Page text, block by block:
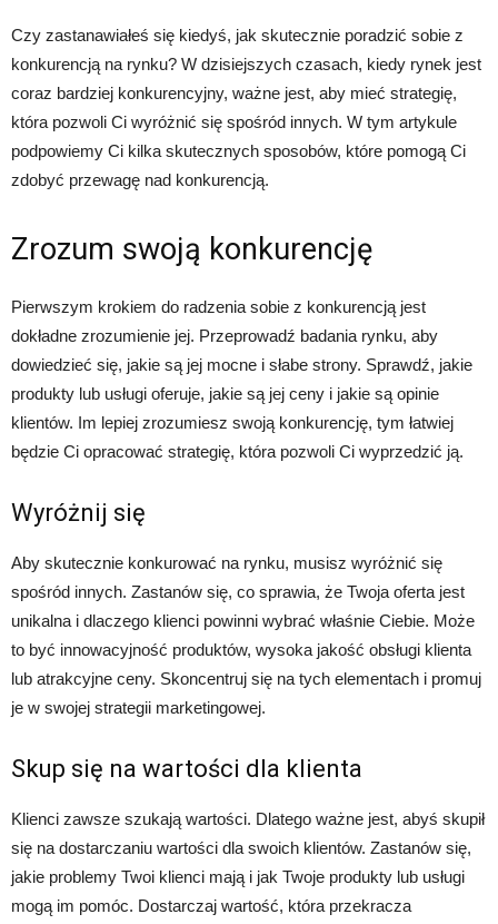
Czy zastanawiałeś się kiedyś, jak skutecznie poradzić sobie z
konkurencją na rynku? W dzisiejszych czasach, kiedy rynek jest
coraz bardziej konkurencyjny, ważne jest, aby mieć strategię,
która pozwoli Ci wyróżnić się spośród innych. W tym artykule
podpowiemy Ci kilka skutecznych sposobów, które pomogą Ci
zdobyć przewagę nad konkurencją.
Zrozum swoją konkurencję
Pierwszym krokiem do radzenia sobie z konkurencją jest
dokładne zrozumienie jej. Przeprowadź badania rynku, aby
dowiedzieć się, jakie są jej mocne i słabe strony. Sprawdź, jakie
produkty lub usługi oferuje, jakie są jej ceny i jakie są opinie
klientów. Im lepiej zrozumiesz swoją konkurencję, tym łatwiej
będzie Ci opracować strategię, która pozwoli Ci wyprzedzić ją.
Wyróżnij się
Aby skutecznie konkurować na rynku, musisz wyróżnić się
spośród innych. Zastanów się, co sprawia, że Twoja oferta jest
unikalna i dlaczego klienci powinni wybrać właśnie Ciebie. Może
to być innowacyjność produktów, wysoka jakość obsługi klienta
lub atrakcyjne ceny. Skoncentruj się na tych elementach i promuj
je w swojej strategii marketingowej.
Skup się na wartości dla klienta
Klienci zawsze szukają wartości. Dlatego ważne jest, abyś skupił
się na dostarczaniu wartości dla swoich klientów. Zastanów się,
jakie problemy Twoi klienci mają i jak Twoje produkty lub usługi
mogą im pomóc. Dostarczaj wartość, która przekracza